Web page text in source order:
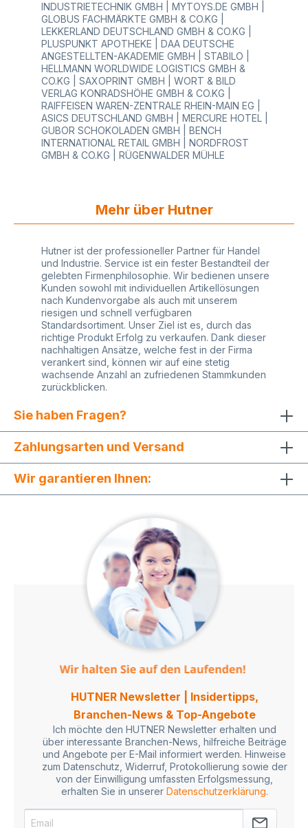
Preis und einer schnellen Lieferung! Sie werden
begeistert sein.
INDUSTRIETECHNIK GMBH | MYTOYS.DE GMBH |
GLOBUS FACHMÄRKTE GMBH & CO.KG |
LEKKERLAND DEUTSCHLAND GMBH & CO.KG |
PLUSPUNKT APOTHEKE | DAA DEUTSCHE
ANGESTELLTEN-AKADEMIE GMBH | STABILO |
HELLMANN WORLDWIDE LOGISTICS GMBH &
CO.KG | SAXOPRINT GMBH | WORT & BILD
VERLAG KONRADSHÖHE GMBH & CO.KG |
RAIFFEISEN WAREN-ZENTRALE RHEIN-MAIN EG |
ASICS DEUTSCHLAND GMBH | MERCURE HOTEL |
GUBOR SCHOKOLADEN GMBH | BENCH
INTERNATIONAL RETAIL GMBH | NORDFROST
GMBH & CO.KG | RÜGENWALDER MÜHLE
Mehr über Hutner
Hutner ist der professioneller Partner für Handel
und Industrie. Service ist ein fester Bestandteil der
gelebten Firmenphilosophie. Wir bedienen unsere
Kunden sowohl mit individuellen Artikellösungen
nach Kundenvorgabe als auch mit unserem
riesigen und schnell verfügbaren
Standardsortiment. Unser Ziel ist es, durch das
richtige Produkt Erfolg zu verkaufen. Dank dieser
nachhaltigen Ansätze, welche fest in der Firma
verankert sind, können wir auf eine stetig
wachsende Anzahl an zufriedenen Stammkunden
zurückblicken.
Sie haben Fragen?
Zahlungsarten und Versand
Wir garantieren Ihnen:
HUTNER Newsletter | Insidertipps,
Branchen-News & Top-Angebote
Ich möchte den HUTNER Newsletter erhalten und
über interessante Branchen-News, hilfreiche Beiträge
und Angebote per E-Mail informiert werden. Hinweise
zum Datenschutz, Widerruf, Protokollierung sowie der
von der Einwilligung umfassten Erfolgsmessung,
erhalten Sie in unserer Datenschutzerklärung.